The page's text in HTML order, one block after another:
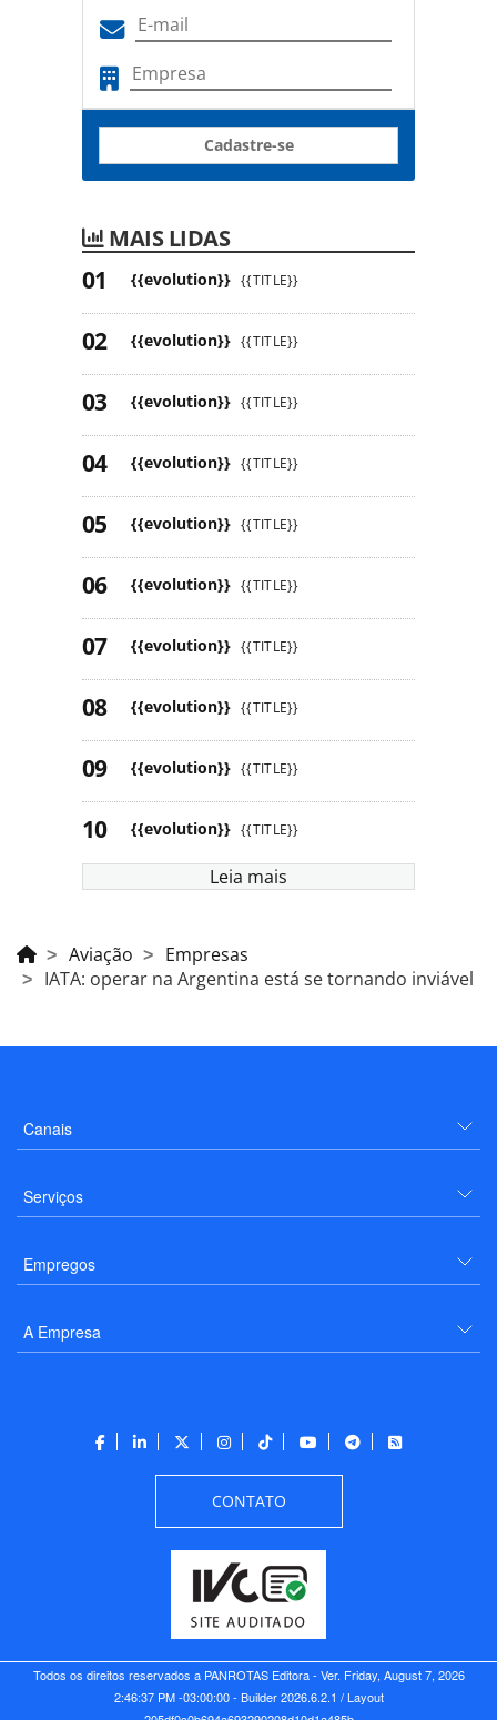
Cadastre-se
MAIS LIDAS
{{evolution}} {{TITLE}}
{{evolution}} {{TITLE}}
{{evolution}} {{TITLE}}
{{evolution}} {{TITLE}}
{{evolution}} {{TITLE}}
{{evolution}} {{TITLE}}
{{evolution}} {{TITLE}}
{{evolution}} {{TITLE}}
{{evolution}} {{TITLE}}
{{evolution}} {{TITLE}}
Leia mais
Aviação
Empresas
IATA: operar na Argentina está se tornando inviável
Canais
Serviços
Empregos
A Empresa
CONTATO
Todos os direitos reservados a PANROTAS Editora - Ver. Friday, August 7, 2026
2:46:37 PM -03:00:00 - Builder 2026.6.2.1 / Layout